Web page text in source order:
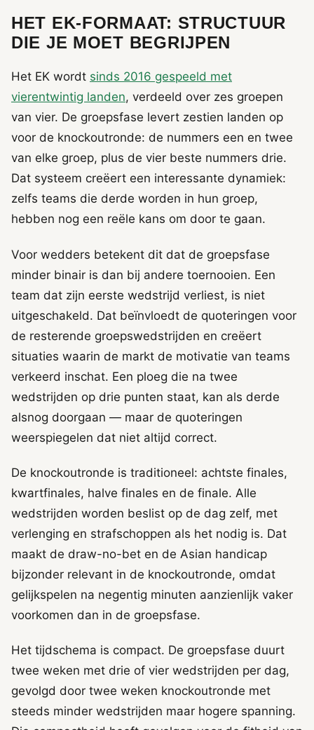
HET EK-FORMAAT: STRUCTUUR
DIE JE MOET BEGRIJPEN
Het EK wordt sinds 2016 gespeeld met
vierentwintig landen, verdeeld over zes groepen
van vier. De groepsfase levert zestien landen op
voor de knockoutronde: de nummers een en twee
van elke groep, plus de vier beste nummers drie.
Dat systeem creëert een interessante dynamiek:
zelfs teams die derde worden in hun groep,
hebben nog een reële kans om door te gaan.
Voor wedders betekent dit dat de groepsfase
minder binair is dan bij andere toernooien. Een
team dat zijn eerste wedstrijd verliest, is niet
uitgeschakeld. Dat beïnvloedt de quoteringen voor
de resterende groepswedstrijden en creëert
situaties waarin de markt de motivatie van teams
verkeerd inschat. Een ploeg die na twee
wedstrijden op drie punten staat, kan als derde
alsnog doorgaan — maar de quoteringen
weerspiegelen dat niet altijd correct.
De knockoutronde is traditioneel: achtste finales,
kwartfinales, halve finales en de finale. Alle
wedstrijden worden beslist op de dag zelf, met
verlenging en strafschoppen als het nodig is. Dat
maakt de draw-no-bet en de Asian handicap
bijzonder relevant in de knockoutronde, omdat
gelijkspelen na negentig minuten aanzienlijk vaker
voorkomen dan in de groepsfase.
Het tijdschema is compact. De groepsfase duurt
twee weken met drie of vier wedstrijden per dag,
gevolgd door twee weken knockoutronde met
steeds minder wedstrijden maar hogere spanning.